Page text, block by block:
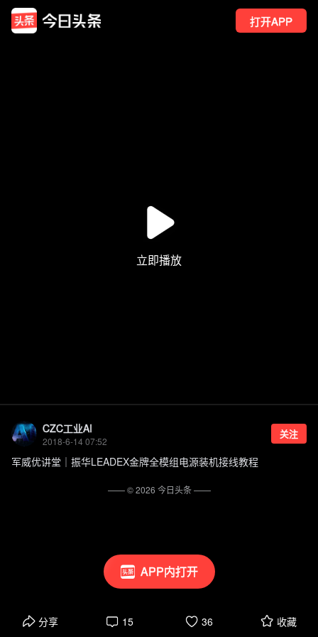
打开APP
APP内打开
CZC工业AI
2018-6-14 07:52
关注
军威优讲堂｜振华LEADEX金牌全模组电源装机接线教程
分享 15 36 收藏
—— ©2026 今日头条——